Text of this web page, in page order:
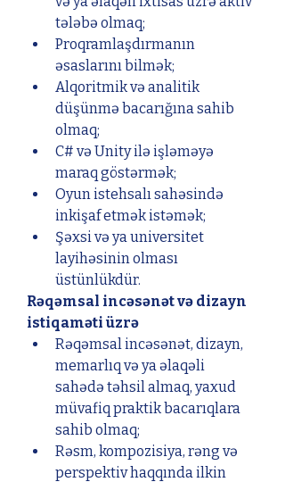
tələbə olmaq;
Proqramlaşdırmanın
əsaslarını bilmək;
Alqoritmik və analitik
düşünmə bacarığına sahib
olmaq;
C# və Unity ilə işləməyə
maraq göstərmək;
Oyun istehsalı sahəsində
inkişaf etmək istəmək;
Şəxsi və ya universitet
layihəsinin olması
üstünlükdür.
Rəqəmsal incəsənət və dizayn
istiqaməti üzrə
Rəqəmsal incəsənət, dizayn,
memarlıq və ya əlaqəli
sahədə təhsil almaq, yaxud
müvafiq praktik bacarıqlara
sahib olmaq;
Rəsm, kompozisiya, rəng və
perspektiv haqqında ilkin